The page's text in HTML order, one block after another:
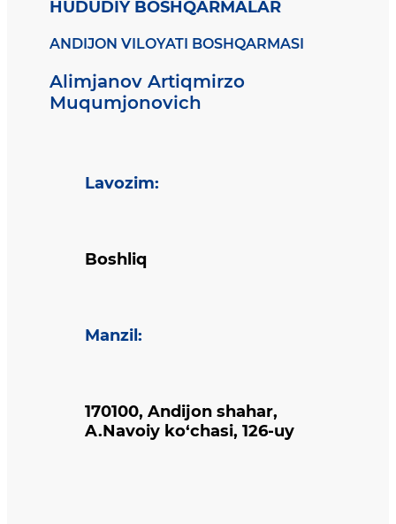
HUDUDIY BOSHQARMALAR
ANDIJON VILOYATI BOSHQARMASI
Alimjanov Artiqmirzo
Muqumjonovich
Lavozim:
Boshliq
Manzil :
170100, Andijon shahar,
A.Navoiy ko‘chasi, 126-uy